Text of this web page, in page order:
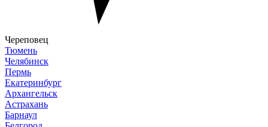
Череповец
Тюмень
Челябинск
Пермь
Екатеринбург
Архангельск
Астрахань
Барнаул